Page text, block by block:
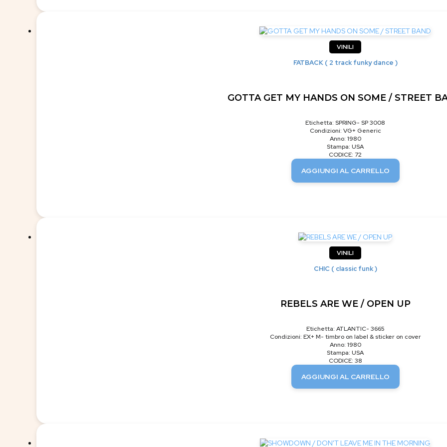
VINILI
FATBACK ( 2 track funky dance )
GOTTA GET MY HANDS ON SOME / STREET
Etichetta: SPRING- SP 3008
Condizioni: VG+ Generic
Anno: 1980
Stampa: USA
CODICE: 72
AGGIUNGI AL CARRELLO
VINILI
CHIC ( classic funk )
REBELS ARE WE / OPEN UP
Etichetta: ATLANTIC- 3665
Condizioni: EX+ M- timbro on label & sticker on cover
Anno: 1980
Stampa: USA
CODICE: 38
AGGIUNGI AL CARRELLO